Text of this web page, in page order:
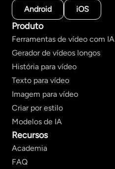
Android
iOS
Produto
Ferramentas de vídeo com IA
Gerador de vídeos longos
História para vídeo
Texto para vídeo
Imagem para vídeo
Criar por estilo
Modelos de IA
Recursos
Academia
FAQ